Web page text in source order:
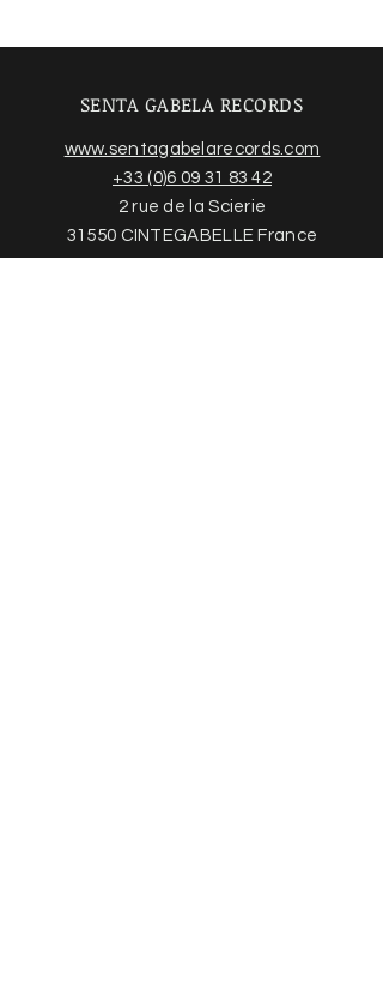
SENTA GABELA RECORDS
www.sentagabelarecords.com
+33 (0)6 09 31 83 42
2 rue de la Scierie
31550 CINTEGABELLE France